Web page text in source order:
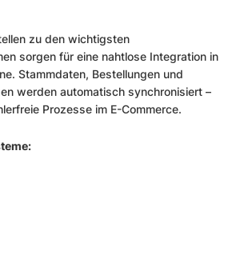
zu den wichtigsten
sorgen für eine nahtlose Integration in
Stammdaten, Bestellungen und
werden automatisch synchronisiert –
Prozesse im E-Commerce.